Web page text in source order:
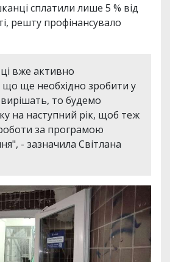
сплатили лише 5 % від
решту профінансувало
вже активно
ще необхідно зробити у
то будемо
на наступний рік, щоб теж
за програмою
- зазначила Світлана